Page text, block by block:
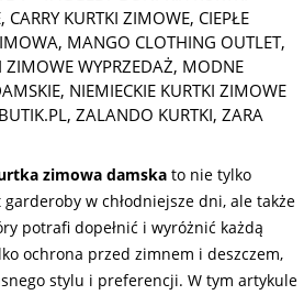
, CARRY KURTKI ZIMOWE, CIEPŁE
, MANGO CLOTHING OUTLET,
ZIMOWE WYPRZEDAŻ, MODNE
, NIEMIECKIE KURTKI ZIMOWE
, ZALANDO KURTKI, ZARA
zimowa damska to nie tylko
w chłodniejsze dni, ale także
potrafi dopełnić i wyróżnić każdą
ochrona przed zimnem i deszczem,
stylu i preferencji. W tym artykule